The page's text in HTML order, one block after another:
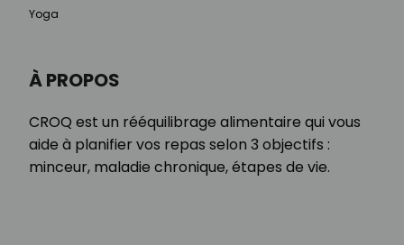
À PROPOS
CROQ est un rééquilibrage alimentaire qui vous
aide à planifier vos repas selon 3 objectifs :
minceur, maladie chronique, étapes de vie.
Yoga